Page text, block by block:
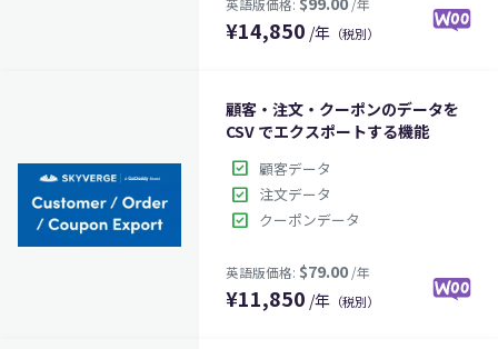
英語版価格:$99.00/年
¥14,850 /年 （税別）
顧客・注文・クーポンのデータを
CSV でエクスポートする機能
check_box 顧客データ
check_box 注文データ
check_box クーポンデータ
¥11,850 /年 （税別）